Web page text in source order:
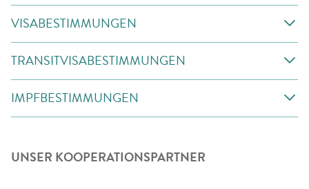
VISABESTIMMUNGEN
TRANSITVISABESTIMMUNGEN
IMPFBESTIMMUNGEN
UNSER KOOPERATIONSPARTNER